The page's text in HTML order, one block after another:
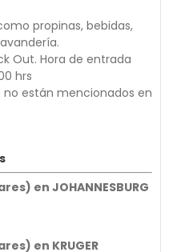
propinas, bebidas,
Out. Hora de entrada
hrs
están mencionados en
en JOHANNESBURG
en KRUGER